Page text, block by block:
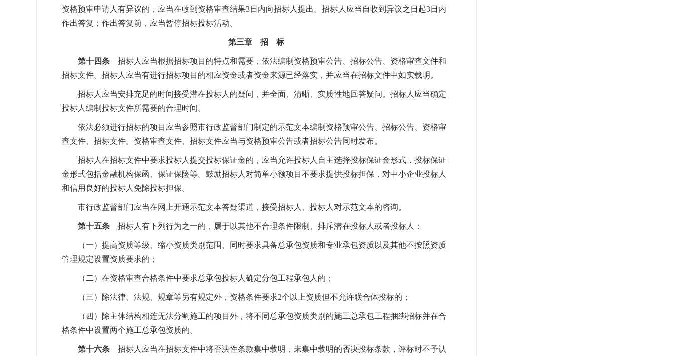
资格预审申请人有异议的，应当在收到资格审查结果3日内向招标人提出。招标人应当自收到异议之日起3日内
作出答复；作出答复前，应当暂停招标投标活动。
第三章 招 标
第十四条 招标人应当根据招标项目的特点和需要，依法编制资格预审公告、招标公告、资格审查文件和
招标文件。招标人应当有进行招标项目的相应资金或者资金来源已经落实，并应当在招标文件中如实载明。
招标人应当安排充足的时间接受潜在投标人的疑问，并全面、清晰、实质性地回答疑问。招标人应当确定
投标人编制投标文件所需要的合理时间。
依法必须进行招标的项目应当参照市行政监督部门制定的示范文本编制资格预审公告、招标公告、资格审
查文件、招标文件。资格审查文件、招标文件应当与资格预审公告或者招标公告同时发布。
招标人在招标文件中要求投标人提交投标保证金的，应当允许投标人自主选择投标保证金形式，投标保证
金形式包括金融机构保函、保证保险等。鼓励招标人对简单小额项目不要求提供投标担保，对中小企业投标人
和信用良好的投标人免除投标担保。
市行政监督部门应当在网上开通示范文本答疑渠道，接受招标人、投标人对示范文本的咨询。
第十五条 招标人有下列行为之一的，属于以其他不合理条件限制、排斥潜在投标人或者投标人：
（一）提高资质等级、缩小资质类别范围、同时要求具备总承包资质和专业承包资质以及其他不按照资质
管理规定设置资质要求的；
（二）在资格审查合格条件中要求总承包投标人确定分包工程承包人的；
（三）除法律、法规、规章等另有规定外，资格条件要求2个以上资质但不允许联合体投标的；
（四）除主体结构相连无法分割施工的项目外，将不同总承包资质类别的施工总承包工程捆绑招标并在合
格条件中设置两个施工总承包资质的。
第十六条 招标人应当在招标文件中将否决性条款集中载明，未集中载明的否决投标条款，评标时不予认